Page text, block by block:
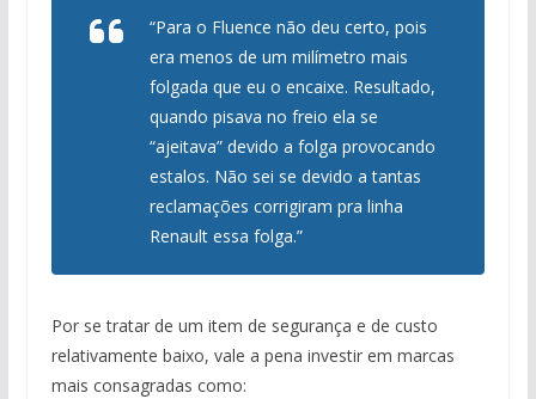
“Para o Fluence não deu certo, pois
era menos de um milímetro mais
folgada que eu o encaixe. Resultado,
quando pisava no freio ela se
“ajeitava” devido a folga provocando
estalos. Não sei se devido a tantas
reclamações corrigiram pra linha
Renault essa folga.”
Por se tratar de um item de segurança e de custo
relativamente baixo, vale a pena investir em marcas
mais consagradas como: